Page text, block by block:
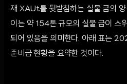
재 XAUt를 뒷받침하는 실물 금의
이는 약 154톤 규모의 실물 금이 스
되어 있음을 의미한다. 아래 표는
준비금 현황을 요약한 것이다.